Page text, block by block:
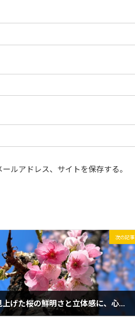
ルアドレス、サイトを保存する。
次の記事
ふと見上げた桜の鮮明さと立体感に、心が躍る